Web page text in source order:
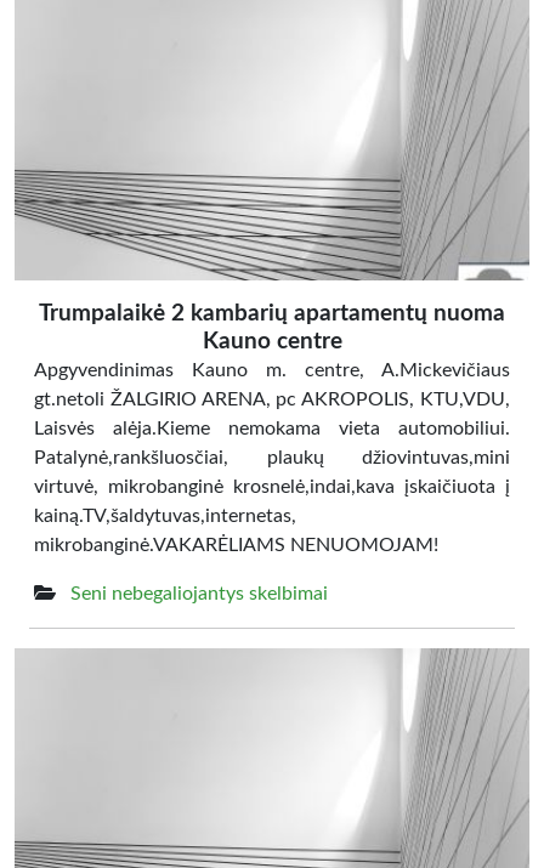
Trumpalaikė 2 kambarių apartamentų nuoma
Kauno centre
Apgyvendinimas Kauno m. centre, A.Mickevičiaus
gt.netoli ŽALGIRIO ARENA, pc AKROPOLIS, KTU,VDU,
Laisvės alėja.Kieme nemokama vieta automobiliui.
Patalynė,rankšluosčiai, plaukų džiovintuvas,mini
virtuvė, mikrobanginė krosnelė,indai,kava įskaičiuota į
kainą.TV,šaldytuvas,internetas,
mikrobanginė.VAKARĖLIAMS NENUOMOJAM!
Seni nebegaliojantys skelbimai